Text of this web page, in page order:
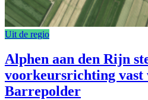
Uit de regio
Alphen aan den Rijn
voorkeursrichting vast
Barrepolder